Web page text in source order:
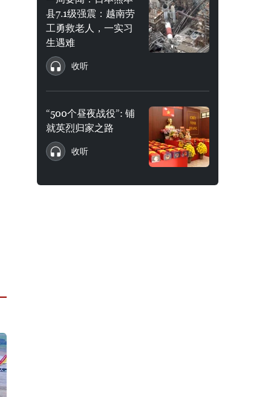
县7.1级强震：越南劳
工勇救老人，一实习
生遇难
收听
“500个昼夜战役”: 铺
就英烈归家之路
收听